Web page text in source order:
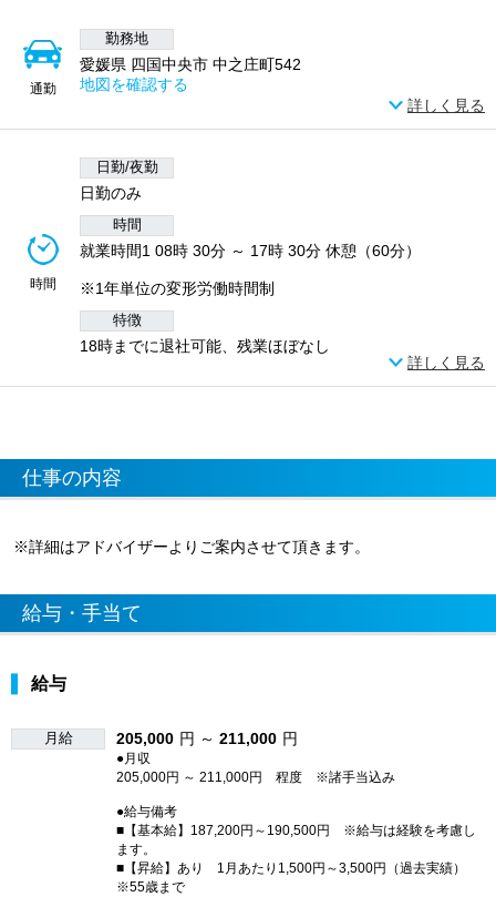
通勤
勤務地
愛媛県 四国中央市 中之庄町542
地図を確認する
詳しく見る
時間
日勤/夜勤
日勤のみ
時間
就業時間1 08時 30分 ～ 17時 30分 休憩（60分）
※1年単位の変形労働時間制
特徴
18時までに退社可能、残業ほぼなし
詳しく見る
仕事の内容
※詳細はアドバイザーよりご案内させて頂きます。
給与・手当て
給与
月給 205,000 円 ～ 211,000 円
●月収
205,000円 ～ 211,000円 程度 ※諸手当込み
●給与備考
■【基本給】187,200円～190,500円 ※給与は経験を考慮し
ます。
■【昇給】あり 1月あたり1,500円～3,500円（過去実績）
※55歳まで